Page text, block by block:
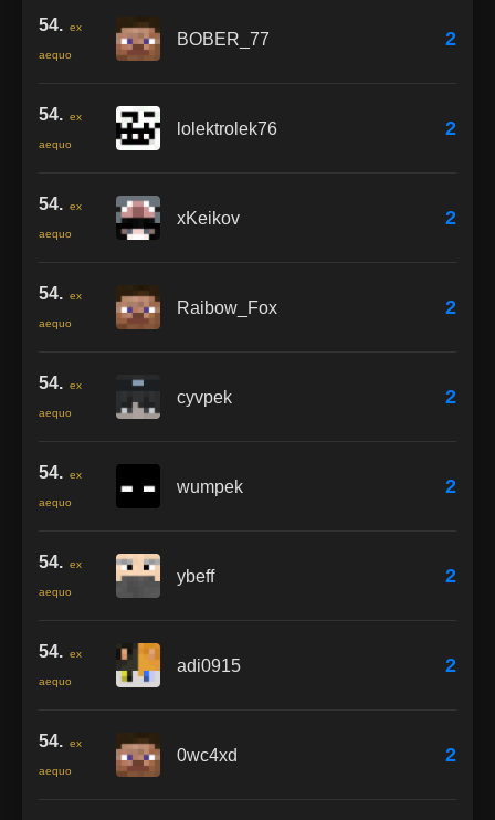
54. ex
aequo
BOBER_77 2
54. ex
aequo
lolektrolek76 2
54. ex
aequo
xKeikov 2
54. ex
aequo
Raibow_Fox 2
54. ex
aequo
cyvpek 2
54. ex
aequo
wumpek 2
54. ex
aequo
ybeff 2
54. ex
aequo
adi0915 2
54. ex
aequo
0wc4xd 2